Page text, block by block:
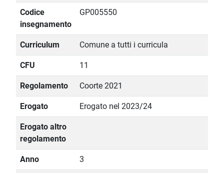
Codice
insegnamento
GP005550
Curriculum Comune a tutti i curricula
CFU 11
Regolamento Coorte 2021
Erogato Erogato nel 2023/24
Erogato altro
regolamento
Anno 3